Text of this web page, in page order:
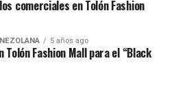
comerciales en Tolón Fashion
5 años ago
Tolón Fashion Mall para el “Black